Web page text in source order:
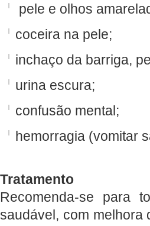
pele e olhos
coceira na pele;
inchaço da barriga,
urina escura;
confusão mental;
hemorragia (vomitar
Tratamento
Recomenda-se para
saudável, com melhora